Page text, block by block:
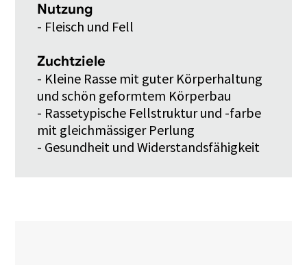
Nutzung
- Fleisch und Fell
Zuchtziele
- Kleine Rasse mit guter Körperhaltung
und schön geformtem Körperbau
- Rassetypische Fellstruktur und -farbe
mit gleichmässiger Perlung
- Gesundheit und Widerstandsfähigkeit